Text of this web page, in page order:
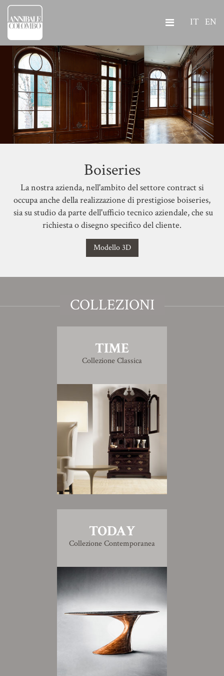
IT EN
Boiseries
La nostra azienda, nell'ambito del settore contract si
occupa anche della realizzazione di prestigiose boiseries,
sia su studio da parte dell'ufficio tecnico aziendale, che su
richiesta o disegno specifico del cliente.
Modello 3D
COLLEZIONI
TIME
Collezione Classica
TODAY
Collezione Contemporanea